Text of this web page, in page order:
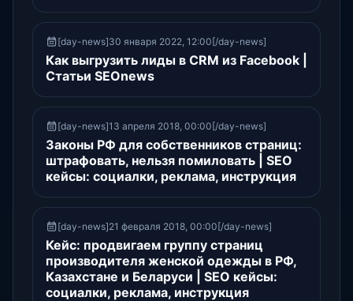
[day-news]30 января 2022, 12:00[/day-news]
Как выгрузить лиды в CRM из Facebook |
Статьи SEOnews
[day-news]13 апреля 2018, 00:00[/day-news]
Законы РФ для собственников страниц:
штрафовать, нельзя помиловать | SEO
кейсы: социалки, реклама, инструкция
[day-news]21 февраля 2018, 00:00[/day-news]
Кейс: продвигаем группу страниц
производителя женской одежды в РФ,
Казахстане и Беларуси | SEO кейсы:
социалки, реклама, инструкция